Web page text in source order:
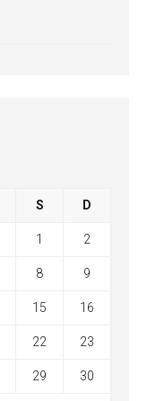
S D
1 2
8 9
15 16
22 23
29 30